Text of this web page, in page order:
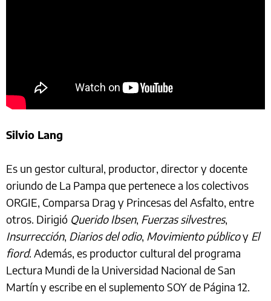
Silvio Lang
Es un gestor cultural, productor, director y docente
oriundo de La Pampa que pertenece a los colectivos
ORGIE, Comparsa Drag y Princesas del Asfalto, entre
otros. Dirigió Querido Ibsen, Fuerzas silvestres,
Insurrección, Diarios del odio, Movimiento públicoy El
fiord. Además, es productor cultural del programa
Lectura Mundi de la Universidad Nacional de San
Martín y escribe en el suplemento SOY de Página 12.